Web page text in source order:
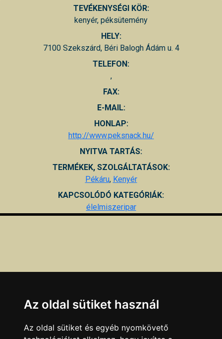
TEVÉKENYSÉGI KÖR:
kenyér, péksütemény
HELY:
7100 Szekszárd, Béri Balogh Ádám u. 4
TELEFON:
,
FAX:
E-MAIL:
HONLAP:
http://www.peksnack.hu/
NYITVA TARTÁS:
TERMÉKEK, SZOLGÁLTATÁSOK:
Pékáru, Kenyér
KAPCSOLÓDÓ KATEGÓRIÁK:
élelmiszeripar
Az oldal sütiket használ
Az oldal sütiket és egyéb nyomkövető